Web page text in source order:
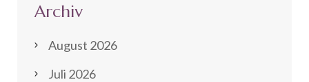
Archiv
August 2026
Juli 2026